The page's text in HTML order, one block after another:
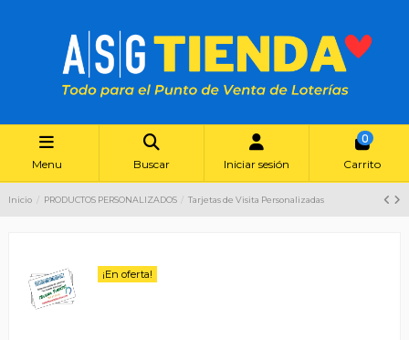
Menu Buscar Iniciar sesión
0
Carrito
Inicio PRODUCTOS PERSONALIZADOS Tarjetas de Visita Personalizadas
¡En oferta!